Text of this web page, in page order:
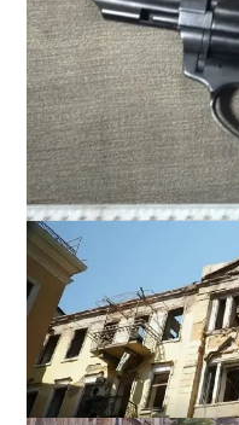
В Одессе стреляли по
раненые (ОБНОВЛЕНО)
02-08-2026 в 22:15
ВИБОР РЕДАКЦИИ